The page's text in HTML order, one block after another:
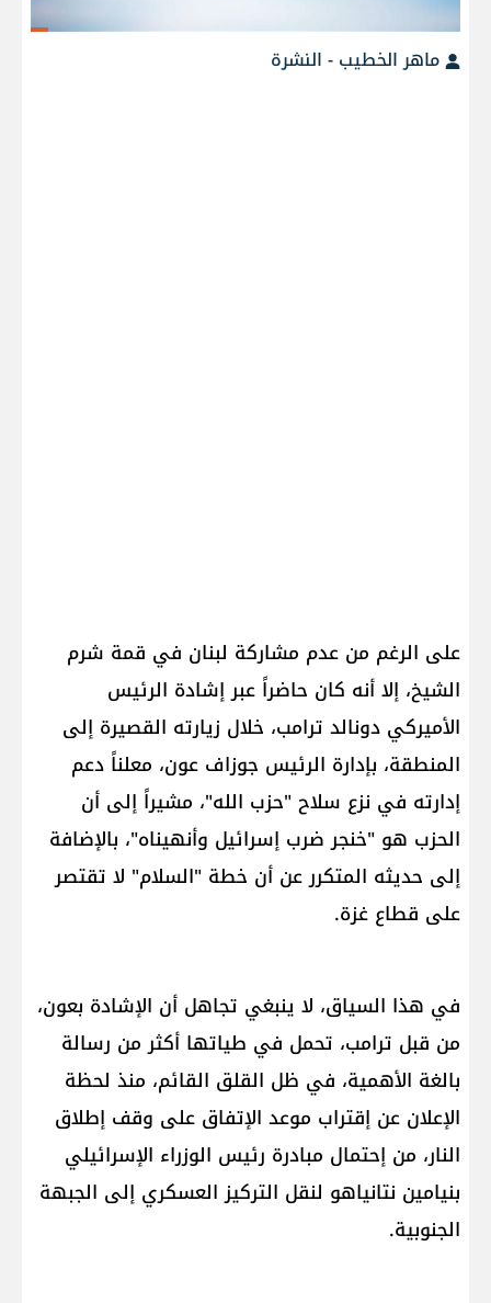
ماهر الخطيب - النشرة
على الرغم من عدم مشاركة ​لبنان​ في ​قمة شرم
الشيخ​، إلا أنه كان حاضراً عبر إشادة الرئيس
الأميركي ​دونالد ترامب​، خلال زيارته القصيرة إلى
المنطقة، بإدارة الرئيس ​جوزاف عون​، معلناً دعم
إدارته في نزع سلاح "​حزب الله​"، مشيراً إلى أن
الحزب هو "خنجر ضرب إسرائيل وأنهيناه"، بالإضافة
إلى حديثه المتكرر عن أن خطة "السلام" لا تقتصر
على قطاع غزة.
في هذا السياق، لا ينبغي تجاهل أن الإشادة بعون،
من قبل ترامب، تحمل في طياتها أكثر من رسالة
بالغة الأهمية، في ظل القلق القائم، منذ لحظة
الإعلان عن إقتراب موعد الإتفاق على وقف إطلاق
النار، من إحتمال مبادرة رئيس الوزراء الإسرائيلي
بنيامين نتانياهو لنقل التركيز العسكري إلى الجبهة
الجنوبية.